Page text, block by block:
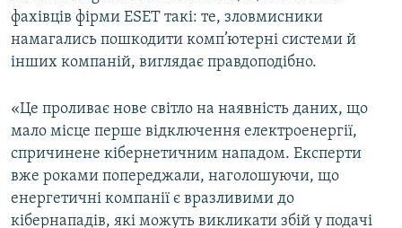
фахівців фірми ESET такі: те, зловмисники
намагались пошкодити комп’ютерні системи й
інших компаній, виглядає правдоподібно.
«Це проливає нове світло на наявність даних, що
мало місце перше відключення електроенергії,
спричинене кібернетичним нападом. Експерти
вже роками попереджали, наголошуючи, що
енергетичні компанії є вразливими до
кібернападів, які можуть викликати збій у подачі